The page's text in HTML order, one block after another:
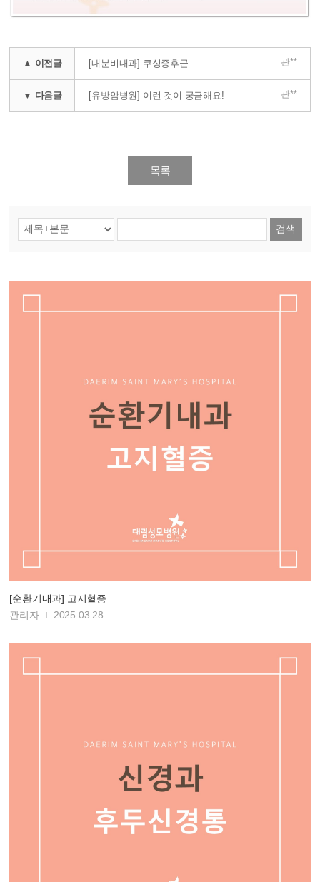
▲ 이전글 [내분비내과] 쿠싱증후군 관**
▼ 다음글 [유방암병원] 이런 것이 궁금해요! 관**
목록
검색
[순환기내과] 고지혈증
관리자
2025.03.28